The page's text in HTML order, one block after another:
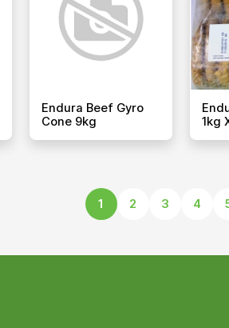
Endura Beef Gyro
Cone 9kg
1kg
1 2 3 4